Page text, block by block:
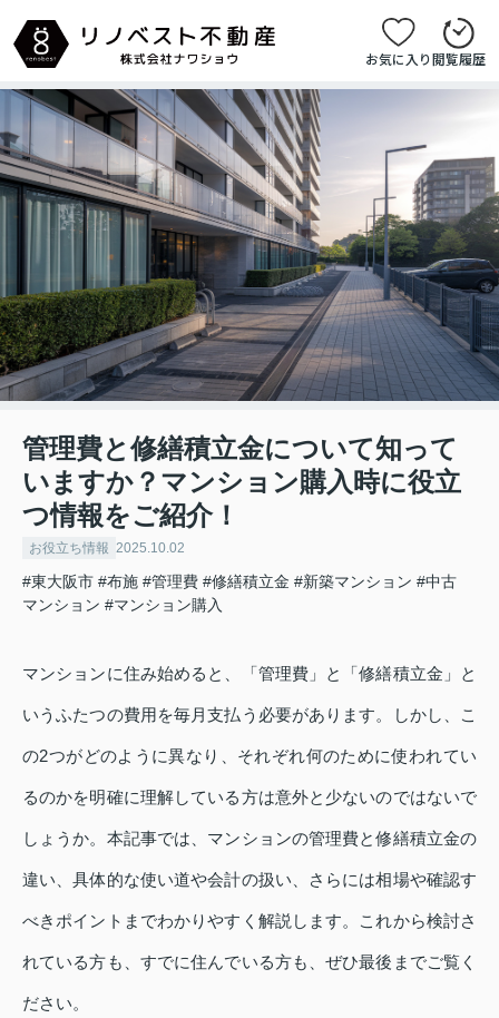
お気に入り閲覧履歴
管理費と修繕積立金について知って
いますか？マンション購入時に役立
つ情報をご紹介！
お役立ち情報 2025.10.02
#東大阪市 #布施 #管理費 #修繕積立金 #新築マンション #中古
マンション #マンション購入
マンションに住み始めると、「管理費」と「修繕積立金」と
いうふたつの費用を毎月支払う必要があります。しかし、こ
の2つがどのように異なり、それぞれ何のために使われてい
るのかを明確に理解している方は意外と少ないのではないで
しょうか。本記事では、マンションの管理費と修繕積立金の
違い、具体的な使い道や会計の扱い、さらには相場や確認す
べきポイントまでわかりやすく解説します。これから検討さ
れている方も、すでに住んでいる方も、ぜひ最後までご覧く
ださい。